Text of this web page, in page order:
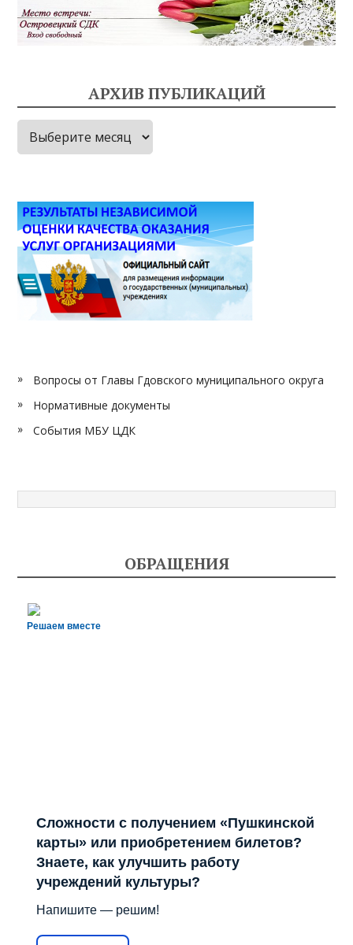
АРХИВ ПУБЛИКАЦИЙ
Архив
публикаций
Вопросы от Главы Гдовского муниципального округа
Нормативные документы
События МБУ ЦДК
ОБРАЩЕНИЯ
Решаем вместе
Сложности с получением «Пушкинской
карты» или приобретением билетов?
Знаете, как улучшить работу
учреждений культуры?
Напишите — решим!